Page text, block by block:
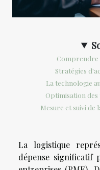
Comprendre
Stratégies
La technologie
Optimisation
Mesure et suivi
La logistique
dépense significatif